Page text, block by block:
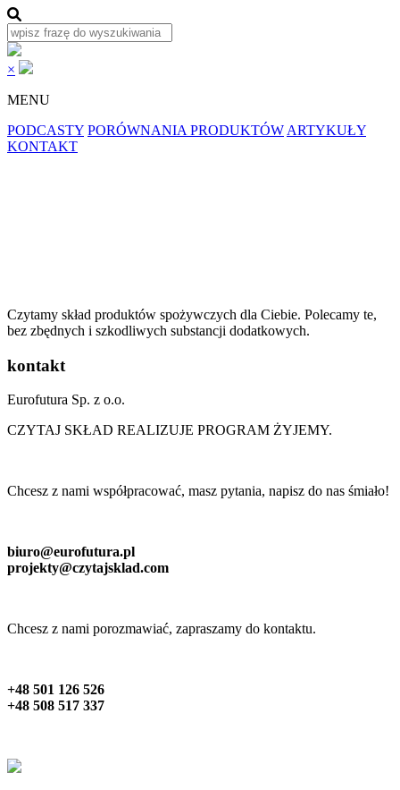
×
MENU
PODCASTY PORÓWNANIA PRODUKTÓW ARTYKUŁY
KONTAKT
Czytamy skład produktów spożywczych dla Ciebie. Polecamy te,
bez zbędnych i szkodliwych substancji dodatkowych.
kontakt
Eurofutura Sp. z o.o.
CZYTAJ SKŁAD REALIZUJE PROGRAM ŻYJEMY.
Chcesz z nami współpracować, masz pytania, napisz do nas śmiało!
biuro@eurofutura.pl
projekty@czytajsklad.com
Chcesz z nami porozmawiać, zapraszamy do kontaktu.
+48 501 126 526
+48 508 517 337